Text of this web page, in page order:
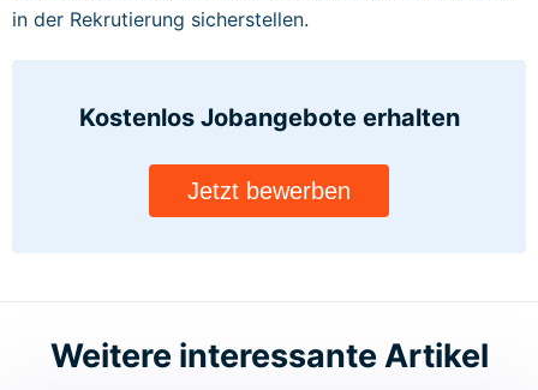
in der Rekrutierung sicherstellen.
Kostenlos Jobangebote erhalten
Jetzt bewerben
Weitere interessante Artikel